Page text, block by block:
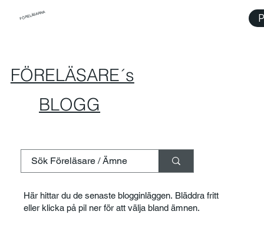
FÖRELÄSARNA
FÖRELÄSARE´s
BLOGG
Här hittar du de senaste blogginläggen. Bläddra fritt
eller klicka på pil ner för att välja bland ämnen.